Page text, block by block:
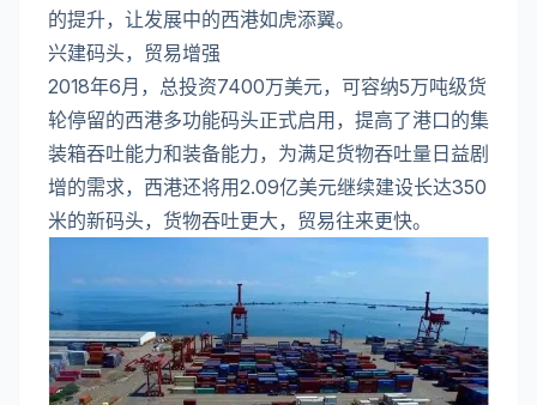
的提升，让发展中的西港如虎添翼。
兴建码头，贸易增强
2018年6月，总投资7400万美元，可容纳5万吨级货
轮停留的西港多功能码头正式启用，提高了港口的集
装箱吞吐能力和装备能力，为满足货物吞吐量日益剧
增的需求，西港还将用2.09亿美元继续建设长达350
米的新码头，货物吞吐更大，贸易往来更快。